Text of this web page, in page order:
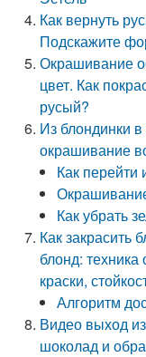
Как вернуть
Подскажите
Окрашивание
цвет. Как
русый?
Из блондинки
окрашивание
Как перейти
Как убрать
Как закрасить
блонд:
краски,
Алгоритм
Видео выход
шоколад и